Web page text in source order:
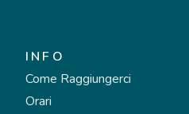
INFO
Come Raggiungerci
Orari